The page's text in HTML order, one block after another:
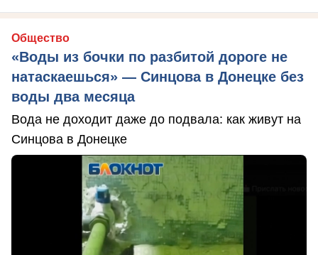
Общество
«Воды из бочки по разбитой дороге не
натаскаешься» — Синцова в Донецке без
воды два месяца
Вода не доходит даже до подвала: как живут на
Синцова в Донецке